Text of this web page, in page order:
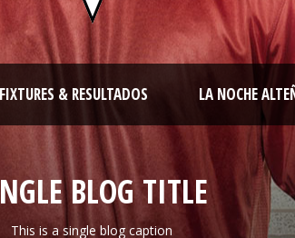
FIXTURES & RESULTADOS LA NOCHE
BLOG TITLE
This is a single blog caption